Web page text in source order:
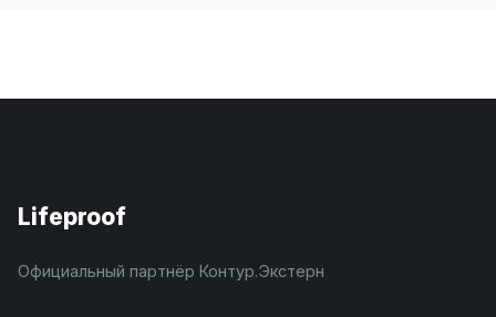
Lifeproof
Официальный партнёр Контур.Экстерн